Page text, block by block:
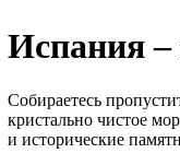
Испания
Собираетесь
кристально чистое
и исторические